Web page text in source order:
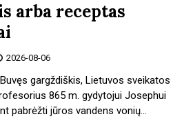
arba receptas
2026-08-06
gargždiškis, Lietuvos sveikatos
865 m. gydytojui Josephui
pabrėžti jūros vandens vonių…